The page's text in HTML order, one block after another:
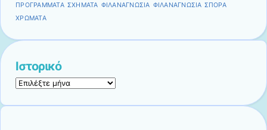
ΠΡΟΓΡΑΜΜΑΤΑ ΣΧΗΜΑΤΑ ΦΙΛΑΝΑΓΝΩΣΙΑ ΦΙΛΑΝΑΓΝΩΣΙΑ ΣΠΟΡΑ
ΧΡΩΜΑΤΑ
Ιστορικό
Ιστορικό